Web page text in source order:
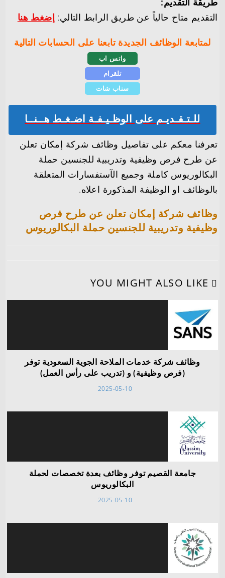
التقديم متاح حالياً عن طريق الرابط التالي: إضغط هنا
لمتابعة الوظائف الجديدة تابعنا على الحسابات التالية
واتس اب
تلقرام
سناب شات
للـتـقـديـم على الوظـيـفـة اضـغـط هــنــا
تعرفنا معكم على تفاصيل وظائف شركة إمكان تعلن
عن طرح فرص وظيفية وتدريبية للجنسين حملة
البكالوريوس كاملة وجميع الآستفسارات المتعلقة
بالوظائف او الوظيفة المذكورة اعلاه.
وظائف شركة إمكان تعلن عن طرح فرص
وظيفية وتدريبية للجنسين حملة البكالوريوس
YOU MIGHT ALSO LIKE
وظائف شركة خدمات الملاحة الجوية السعودية توفر
(فرص وظيفية) و (تدريب على رأس العمل)
2025-05-10
جامعة القصيم توفر وظائف بعدة تخصصات لحملة
البكالوريوس
2025-05-10